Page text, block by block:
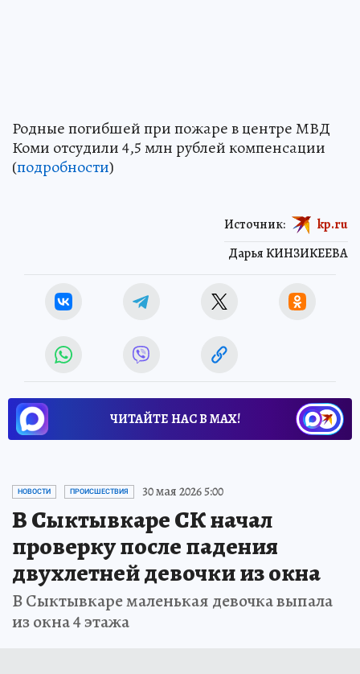
Родные погибшей при пожаре в центре МВД
Коми отсудили 4,5 млн рублей компенсации
(подробности)
Дарья КИНЗИКЕЕВА
Источник: kp.ru
ЧИТАЙТЕ НАС В МАХ!
НОВОСТИ ПРОИСШЕСТВИЯ 30 мая 2026 5:00
В Сыктывкаре СК начал
проверку после падения
двухлетней девочки из окна
В Сыктывкаре маленькая девочка выпала
из окна 4 этажа